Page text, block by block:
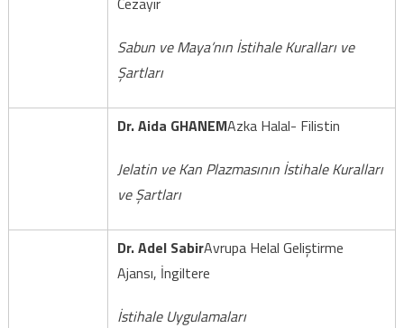
Sabun ve Maya’nın İstihale Kuralları ve
Şartları
Dr. Aida GHANEMAzka Halal- Filistin
Jelatin ve Kan Plazmasının İstihale Kuralları
ve Şartları
Dr. Adel SabirAvrupa Helal Geliştirme
Ajansı, İngiltere
İstihale Uygulamaları